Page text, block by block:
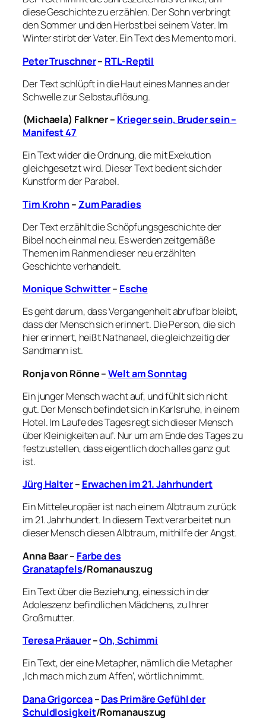
diese Geschichte zu erzählen. Der Sohn verbringt
den Sommer und den Herbst bei seinem Vater. Im
Winter stirbt der Vater. Ein Text desMemento mori.
Peter Truschner– RTL-Reptil
Der Text schlüpft in die Haut eines Mannes an der
Schwelle zur Selbstauflösung.
(Michaela) Falkner– Krieger sein, Bruder sein –
Manifest 47
Ein Text wider die Ordnung, die mit Exekution
gleichgesetzt wird. Dieser Text bedient sich der
Kunstform der Parabel.
Tim Krohn– Zum Paradies
Der Text erzählt die Schöpfungsgeschichte der
Bibel noch einmal neu. Es werden zeitgemäße
Themen im Rahmen dieser neu erzählten
Geschichte verhandelt.
Monique Schwitter– Esche
Es geht darum, dass Vergangenheit abrufbar bleibt,
dass der Mensch sich erinnert. Die Person, die sich
hier erinnert, heißtNathanael, die gleichzeitig der
Sandmann ist.
Ronja von Rönne–Welt am Sonntag
Ein junger Mensch wacht auf, und fühlt sich nicht
gut. Der Mensch befindet sich in Karlsruhe, in einem
Hotel. Im Laufe des Tages regt sich dieser Mensch
über Kleinigkeiten auf. Nur um am Ende des Tages zu
festzustellen, dass eigentlich doch alles ganz gut
ist.
Jürg Halter– Erwachen im 21. Jahrhundert
Ein Mitteleuropäer ist nach einem Albtraum zurück
im 21. Jahrhundert. In diesem Text verarbeitet nun
dieser Mensch diesen Albtraum, mithilfe der Angst.
Anna Baar – Farbe des
Granatapfels/Romanauszug
Ein Text über die Beziehung, eines sich in der
Adoleszenz befindlichen Mädchens, zu Ihrer
Großmutter.
Teresa Präauer–Oh, Schimmi
Ein Text, der eine Metapher, nämlich die Metapher
‚Ich mach mich zum Affen‘, wörtlich nimmt.
Dana Grigorcea–Das Primäre Gefühl der
Schuldlosigkeit/Romanauszug